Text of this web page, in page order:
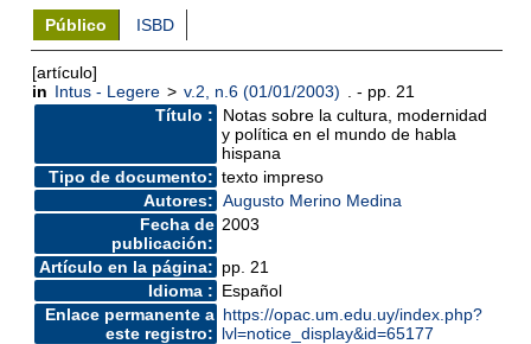
Público
ISBD
[artículo]
in Intus - Legere > v.2, n.6 (01/01/2003)
. - pp. 21
Título :
Notas sobre la cultura, modernidad
y política en el mundo de habla
hispana
Tipo de documento: texto impreso
Autores: Augusto Merino Medina
Fecha de
publicación:
2003
Artículo en la página: pp. 21
Idioma : Español
Enlace permanente a
este registro:
https://opac.um.edu.uy/index.php?
lvl=notice_display&id=65177